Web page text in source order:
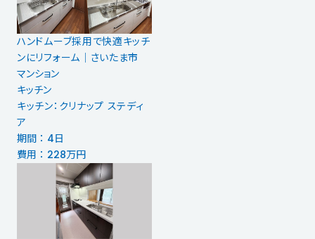
ハンドムーブ採用で快適キッチ
ンにリフォーム│さいたま市
マンション
キッチン
キッチン：クリナップ ステディ
ア
期間 ： 4日
費用 ： 228万円